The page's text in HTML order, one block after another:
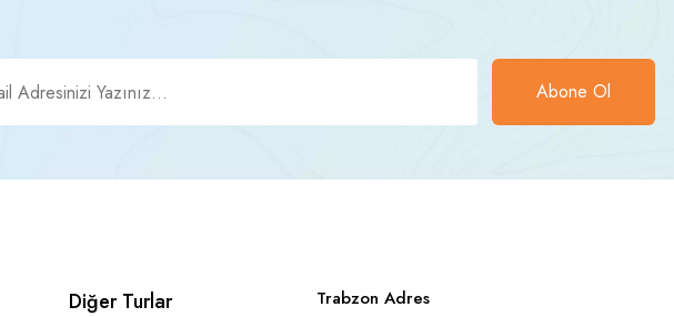
Abone Ol
Diğer Turlar Trabzon Adres